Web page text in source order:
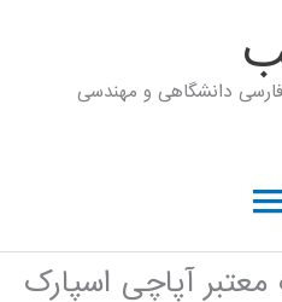
دانشگاهی و مهندسی
آپاچی اسپارک